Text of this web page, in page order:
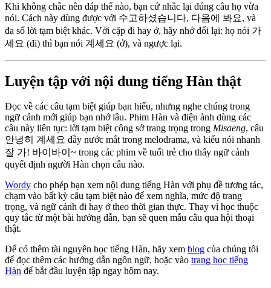
Khi không chắc nên đáp thế nào, bạn cứ nhắc lại đúng câu họ vừa
nói. Cách này dùng được với 수고하셨습니다, 다음에 봐요, và
đa số lời tạm biệt khác. Với cặp đi hay ở, hãy nhớ đổi lại: họ nói 가
세요 (đi) thì bạn nói 계세요 (ở), và ngược lại.
Luyện tập với nội dung tiếng Hàn thật
Đọc về các câu tạm biệt giúp bạn hiểu, nhưng nghe chúng trong
ngữ cảnh mới giúp bạn nhớ lâu. Phim Hàn và điện ảnh dùng các
câu này liên tục: lời tạm biệt công sở trang trọng trong Misaeng, câu
안녕히 계세요 đầy nước mắt trong melodrama, và kiểu nói nhanh
잘 가! 바이바이~ trong các phim về tuổi trẻ cho thấy ngữ cảnh
quyết định người Hàn chọn câu nào.
Wordy cho phép bạn xem nội dung tiếng Hàn với phụ đề tương tác,
chạm vào bất kỳ câu tạm biệt nào để xem nghĩa, mức độ trang
trọng, và ngữ cảnh đi hay ở theo thời gian thực. Thay vì học thuộc
quy tắc từ một bài hướng dẫn, bạn sẽ quen mẫu câu qua hội thoại
thật.
Để có thêm tài nguyên học tiếng Hàn, hãy xem blog của chúng tôi
để đọc thêm các hướng dẫn ngôn ngữ, hoặc vào trang học tiếng
Hàn để bắt đầu luyện tập ngay hôm nay.